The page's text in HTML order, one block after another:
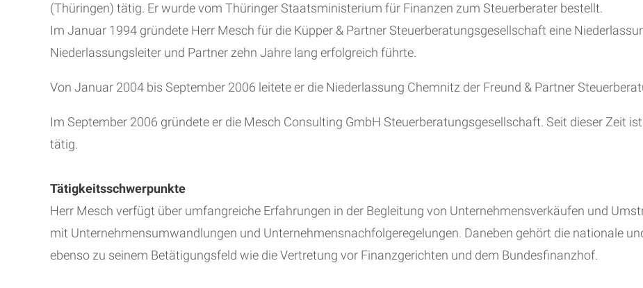
(Thüringen) tätig. Er wurde vom Thüringer Staatsministerium für Finanzen zum Steuerberater bestellt.
Im Januar 1994 gründete Herr Mesch für die Küpper & Partner Steuerberatungsgesellschaft eine
Niederlassungsleiter und Partner zehn Jahre lang erfolgreich führte.
Von Januar 2004 bis September 2006 leitete er die Niederlassung Chemnitz der Freund & Partner
Im September 2006 gründete er die Mesch Consulting GmbH Steuerberatungsgesellschaft. Seit dieser Zeit
tätig.
Tätigkeitsschwerpunkte
Herr Mesch verfügt über umfangreiche Erfahrungen in der Begleitung von Unternehmensverkäufen und
mit Unternehmensumwandlungen und Unternehmensnachfolgeregelungen. Daneben gehört die nationale
ebenso zu seinem Betätigungsfeld wie die Vertretung vor Finanzgerichten und dem Bundesfinanzhof.